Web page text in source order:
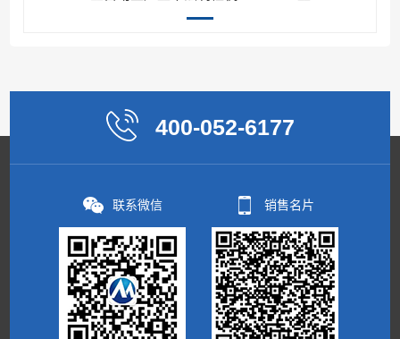
400-052-6177
联系微信 销售名片